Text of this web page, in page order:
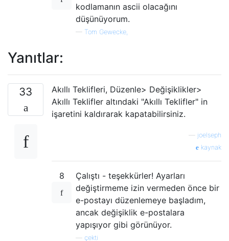
kodlamanın ascii olacağını
düşünüyorum.
— Tom Gewecke,
Yanıtlar:
33
Akıllı Teklifleri, Düzenle> Değişiklikler>
Akıllı Teklifler altındaki "Akıllı Teklifler" in
işaretini kaldırarak kapatabilirsiniz.
joelseph
kaynak
8
Çalıştı - teşekkürler! Ayarları
değiştirmeme izin vermeden önce bir
e-postayı düzenlemeye başladım,
ancak değişiklik e-postalara
yapışıyor gibi görünüyor.
çekti